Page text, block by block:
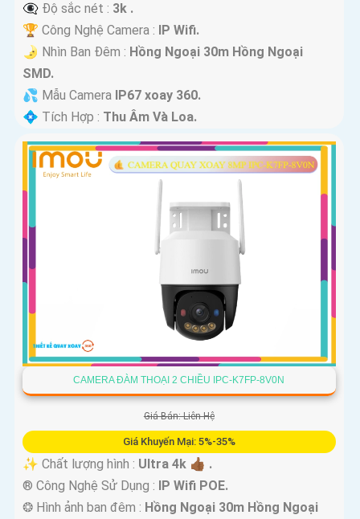
👁️‍🗨 Độ sắc nét : 3k .
🏆 Công Nghệ Camera : IP Wifi.
🌛 Nhìn Ban Đêm : Hồng Ngoại 30m Hồng Ngoại
SMD.
💦 Mẫu Camera IP67 xoay 360.
️💠 Tích Hợp : Thu Âm Và Loa.
CAMERA ĐÀM THOẠI 2 CHIỀU IPC-K7FP-8V0N
Giá Bán: Liên Hệ
Giá Khuyến Mại: 5%-35%
✨ Chất lượng hình : Ultra 4k 👍🏾 .
®️ Công Nghệ Sử Dụng : IP Wifi POE.
❂ Hình ảnh ban đêm : Hồng Ngoại 30m Hồng Ngoại